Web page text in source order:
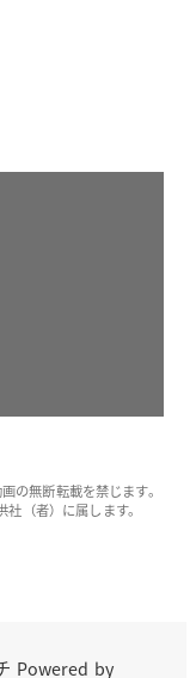
の無断転載を禁じます。
（者）に属します。
Powered by